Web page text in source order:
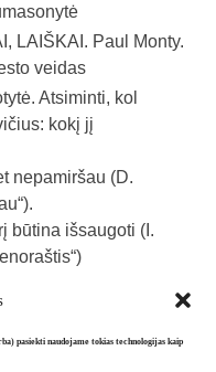
pasiekti naudojame tokias technologijas kaip
LAIŠKAI. Paul Monty.
veidas
Atsiminti, kol
kokį jį
nepamiršau (D.
.
būtina išsaugoti (I.